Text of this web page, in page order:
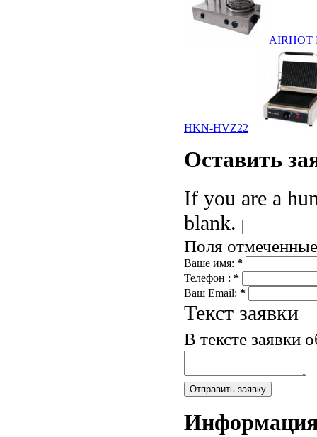
AIRHOT
HKN-HVZ22
Оставить
If you are a
blank.
Поля
Ваше имя: *
Телефон : *
Ваш Email: *
Текст заявки
В тексте заявки